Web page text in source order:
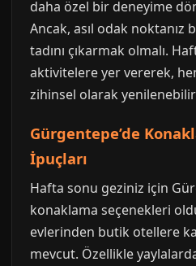
daha özel bir deneyime
Ancak, asıl odak
tadını çıkarmak olmalı.
aktivitelere yer vererek,
zihinsel olarak
Gürgentepe’de
İpuçları
Hafta sonu geziniz için
konaklama seçenekleri
evlerinden butik otellere
mevcut. Özellikle